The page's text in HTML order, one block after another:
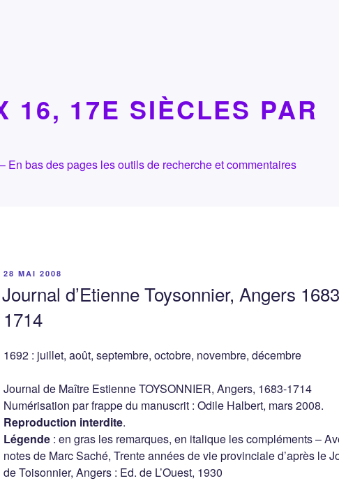
16, 17E SIÈCLES PAR
bas des pages les outils de recherche et commentaires
PUBLIÉ
28 MAI 2008
Journal d’Etienne Toysonnier, Angers
1714
1692 : juillet, août, septembre, octobre, novembre, décembre
Journal de Maître Estienne TOYSONNIER, Angers, 1683-1714
Numérisation par frappe du manuscrit : Odile Halbert, mars 2008.
Reproduction interdite.
Légende : en gras les remarques, en italique les compléments –
notes de Marc Saché, Trente années de vie provinciale d’après le
de Toisonnier, Angers : Ed. de L’Ouest, 1930